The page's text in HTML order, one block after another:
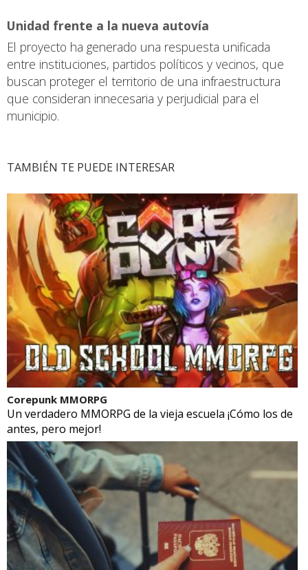
Unidad frente a la nueva autovía
El proyecto ha generado una respuesta unificada
entre instituciones, partidos políticos y vecinos, que
buscan proteger el territorio de una infraestructura
que consideran innecesaria y perjudicial para el
municipio.
TAMBIÉN TE PUEDE INTERESAR
Corepunk MMORPG
Un verdadero MMORPG de la vieja escuela ¡Cómo los de
antes, pero mejor!